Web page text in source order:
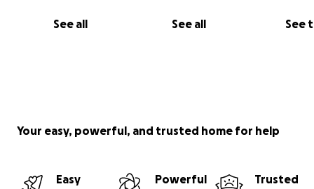
See all See all See
Your easy, powerful, and trusted home for help
Easy
Powerful
Trusted